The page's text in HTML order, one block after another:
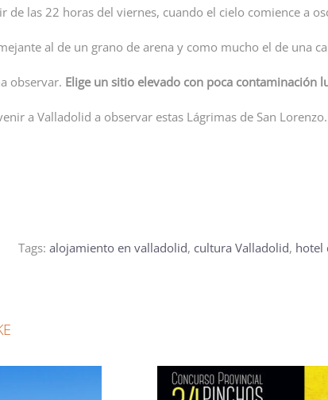
de las 22 horas del viernes, cuando el cielo comience a
al de un grano de arena y como mucho el de una
observar. Elige un sitio elevado con poca contaminación
a Valladolid a observar estas Lágrimas de San Lorenzo.
Tags: alojamiento en valladolid, cultura Valladolid, hotel